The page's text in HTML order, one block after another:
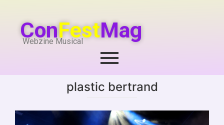
ConFestMag
Webzine Musical
plastic bertrand